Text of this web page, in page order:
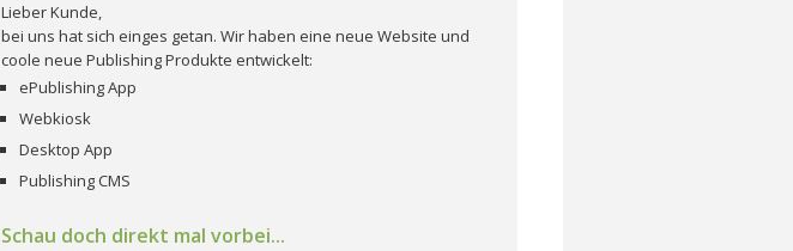
Lieber Kunde,
bei uns hat sich einges getan. Wir haben eine neue Website und
coole neue Publishing Produkte entwickelt:
ePublishing App
Webkiosk
Desktop App
Publishing CMS
Schau doch direkt mal vorbei...